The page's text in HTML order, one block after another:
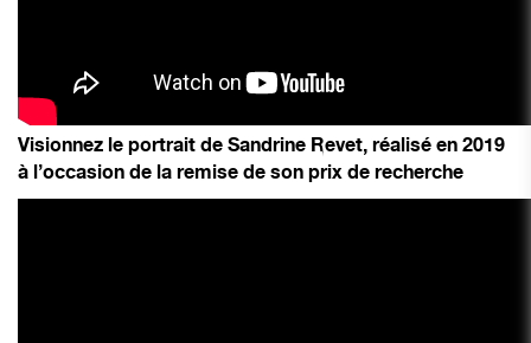
Visionnez le portrait de Sandrine Revet, réalisé en 2019
à l’occasion de la remise de son prix de recherche